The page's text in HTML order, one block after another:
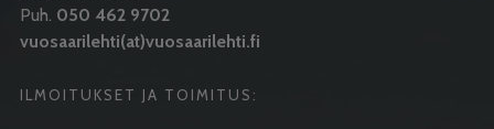
Puh. 050 462 9702
vuosaarilehti(at)vuosaarilehti.fi
ILMOITUKSET JA TOIMITUS: